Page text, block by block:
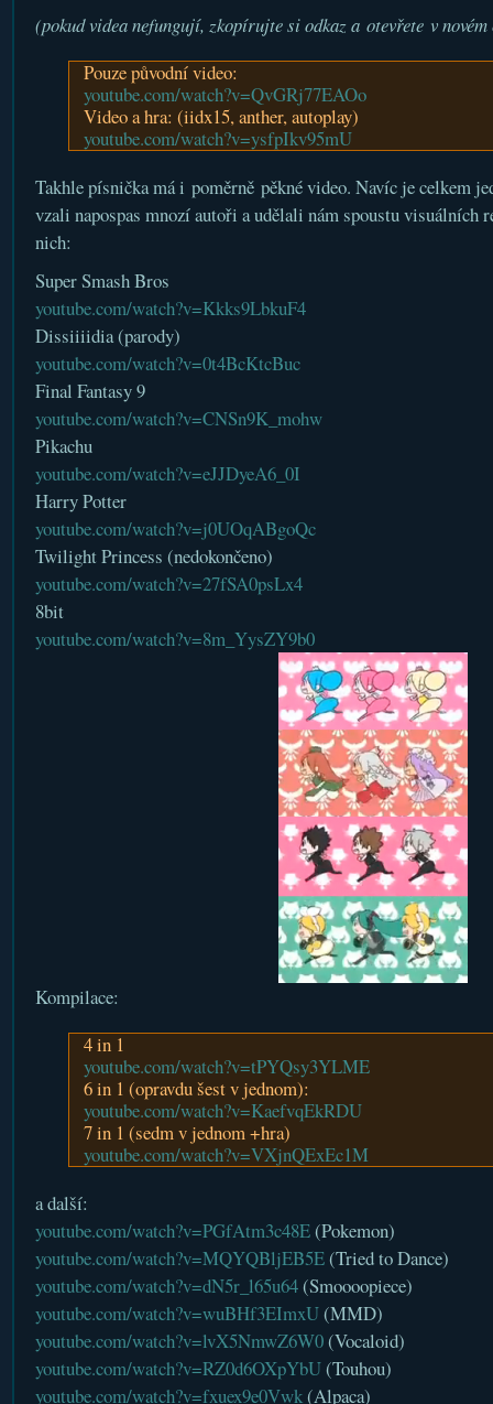
(pokud videa nefungují, zkopírujte si odkaz a otevřete v novém
Pouze původní video:
youtube.com/watch?v=QvGRj77EAOo
Video a hra: (iidx15, anther, autoplay)
youtube.com/watch?v=ysfpIkv95mU
Takhle písnička má i poměrně pěkné video. Navíc je celkem
vzali napospas mnozí autoři a udělali nám spoustu visuálních
nich:
Super Smash Bros
youtube.com/watch?v=Kkks9LbkuF4
Dissiiiidia (parody)
youtube.com/watch?v=0t4BcKtcBuc
Final Fantasy 9
youtube.com/watch?v=CNSn9K_mohw
Pikachu
youtube.com/watch?v=eJJDyeA6_0I
Harry Potter
youtube.com/watch?v=j0UOqABgoQc
Twilight Princess (nedokončeno)
youtube.com/watch?v=27fSA0psLx4
8bit
youtube.com/watch?v=8m_YysZY9b0
Kompilace:
4 in 1
youtube.com/watch?v=tPYQsy3YLME
6 in 1 (opravdu šest v jednom):
youtube.com/watch?v=KaefvqEkRDU
7 in 1 (sedm v jednom +hra)
youtube.com/watch?v=VXjnQExEc1M
a další:
youtube.com/watch?v=PGfAtm3c48E(Pokemon)
youtube.com/watch?v=MQYQBljEB5E(Tried to Dance)
youtube.com/watch?v=dN5r_l65u64(Smoooopiece)
youtube.com/watch?v=wuBHf3EImxU(MMD)
youtube.com/watch?v=lvX5NmwZ6W0(Vocaloid)
youtube.com/watch?v=RZ0d6OXpYbU(Touhou)
youtube.com/watch?v=fxuex9e0Vwk(Alpaca)